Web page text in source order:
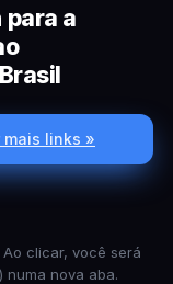
para a
links »
clicar, você será
) numa nova aba.